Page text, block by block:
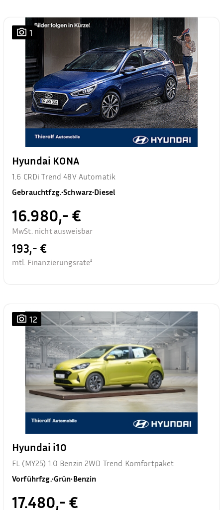
1
Hyundai KONA
1.6 CRDi Trend 48V Automatik
Gebrauchtfzg.•Schwarz•Diesel
16.980,- €
MwSt. nicht ausweisbar
193,- €
mtl. Finanzierungsrate²
12
Hyundai i10
FL (MY25) 1.0 Benzin 2WD Trend Komfortpaket
Vorführfzg.•Grün•Benzin
17.480,- €